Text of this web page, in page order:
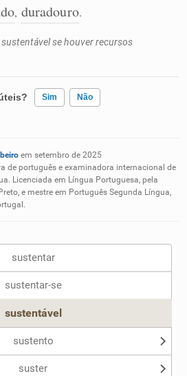
, duradouro.
sustentável se houver recursos
Sim Não
apresentados me ajudou
em setembro de 2025
de português e examinadora internacional de
Licenciada em Língua Portuguesa, pela
e mestre em Português Segunda Língua,
sustentar
sustentar-se
sustentável
sustento
suster